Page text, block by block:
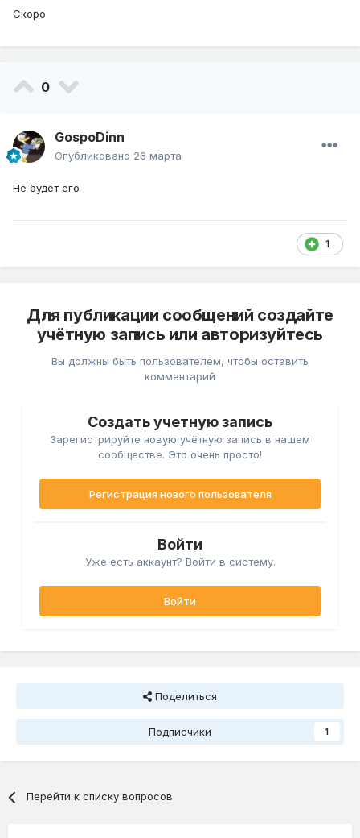
Скоро
0
GospoDinn
Опубликовано 26 марта
Не будет его
1
Для публикации сообщений создайте
учётную запись или авторизуйтесь
Вы должны быть пользователем, чтобы оставить
комментарий
Создать учетную запись
Зарегистрируйте новую учётную запись в нашем
сообществе. Это очень просто!
Регистрация нового пользователя
Войти
Уже есть аккаунт? Войти в систему.
Войти
Поделиться
Подписчики 1
Перейти к списку вопросов